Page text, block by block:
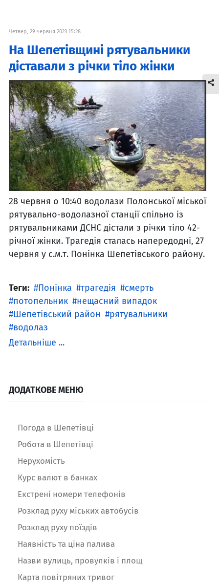
Четвер, 29 червня 2023 15:28
На Шепетівщині рятувальники
діставали з річки тіло жінки
28 червня о 10:40 водолази Полонської міської
рятувально-водолазної станції спільно із
рятувальниками ДСНС дістали з річки тіло 42-
річної жінки. Трагедія сталась напередодні, 27
червня у с.м.т. Понінка Шепетівського району.
Теги: Понінка трагедія
смерть
потопельник
нещасний випадок
Шепетівський район
рятувальники
водолаз
Детальніше ...
ДОДАТКОВЕ МЕНЮ
Погода в Шепетівці
Робота в Шепетівці
Нерухомість
Курс валют в банках
Екстрені номери телефонів
Розклад руху міських автобусів
Розклад руху поїздів
Наявність та ціна палива
Назви вулиць, провулків і площ
Карта повітряних тривог